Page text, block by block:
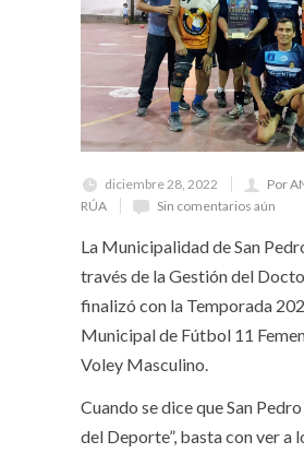
diciembre 28, 2022
Por
RÚA
Sin comentarios aún
La Municipalidad de San
través de la Gestión del
finalizó con la Temporada
Municipal de Fútbol 11
Voley Masculino.
Cuando se dice que San
del Deporte”, basta con ver a